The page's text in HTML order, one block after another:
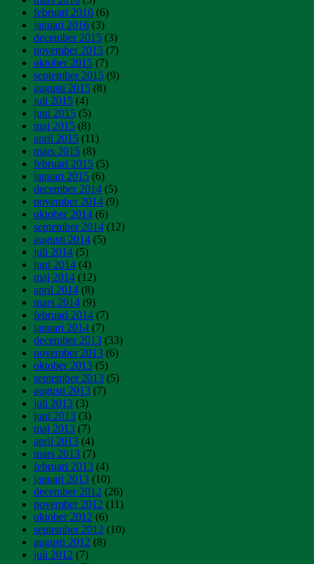
februari 2016 (6)
januari 2016 (3)
december 2015 (3)
november 2015 (7)
oktober 2015 (7)
september 2015 (9)
augusti 2015 (8)
juli 2015 (4)
juni 2015 (5)
maj 2015 (8)
april 2015 (11)
mars 2015 (8)
februari 2015 (5)
januari 2015 (6)
december 2014 (5)
november 2014 (9)
oktober 2014 (6)
september 2014 (12)
augusti 2014 (5)
juli 2014 (5)
juni 2014 (4)
maj 2014 (12)
april 2014 (8)
mars 2014 (9)
februari 2014 (7)
januari 2014 (7)
december 2013 (33)
november 2013 (6)
oktober 2013 (5)
september 2013 (5)
augusti 2013 (7)
juli 2013 (3)
juni 2013 (3)
maj 2013 (7)
april 2013 (4)
mars 2013 (7)
februari 2013 (4)
januari 2013 (10)
december 2012 (26)
november 2012 (11)
oktober 2012 (6)
september 2012 (10)
augusti 2012 (8)
juli 2012 (7)